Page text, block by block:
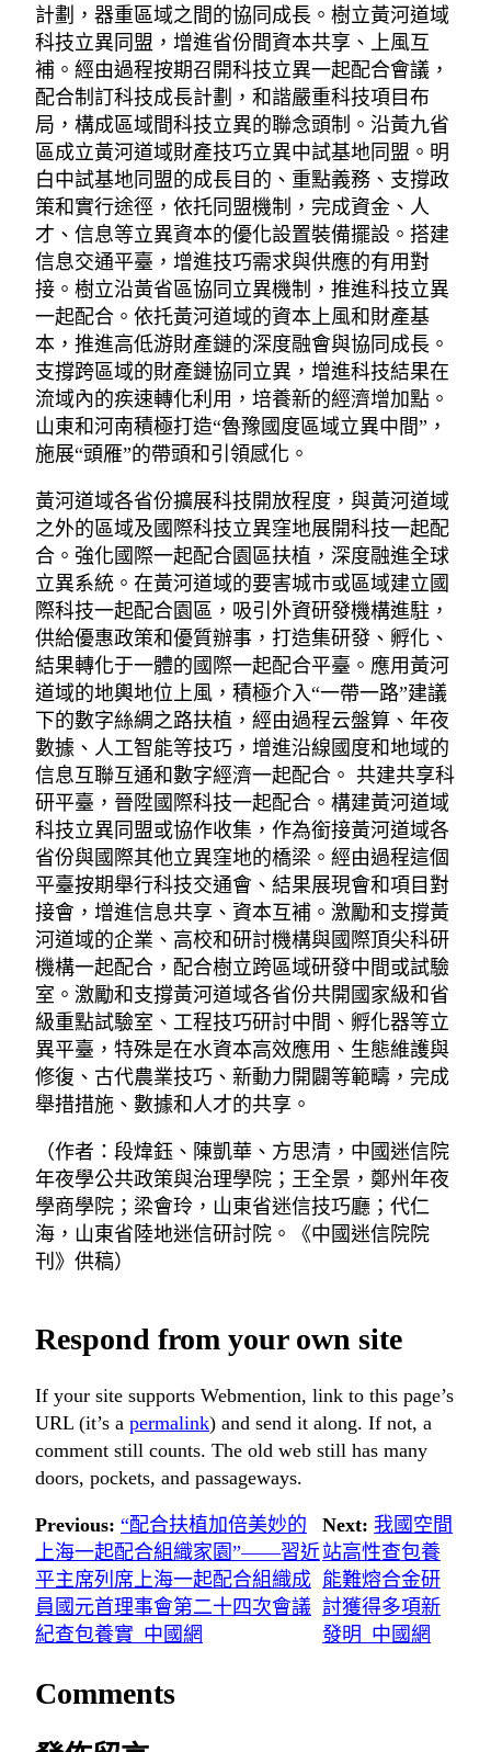
計劃，器重區域之間的協同成長。樹立黃河道域
科技立異同盟，增進省份間資本共享、上風互
補。經由過程按期召開科技立異一起配合會議，
配合制訂科技成長計劃，和諧嚴重科技項目布
局，構成區域間科技立異的聯念頭制。沿黃九省
區成立黃河道域財產技巧立異中試基地同盟。明
白中試基地同盟的成長目的、重點義務、支撐政
策和實行途徑，依托同盟機制，完成資金、人
才、信息等立異資本的優化設置裝備擺設。搭建
信息交通平臺，增進技巧需求與供應的有用對
接。樹立沿黃省區協同立異機制，推進科技立異
一起配合。依托黃河道域的資本上風和財產基
本，推進高低游財產鏈的深度融會與協同成長。
支撐跨區域的財產鏈協同立異，增進科技結果在
流域內的疾速轉化利用，培養新的經濟增加點。
山東和河南積極打造“魯豫國度區域立異中間”，
施展“頭雁”的帶頭和引領感化。
黃河道域各省份擴展科技開放程度，與黃河道域
之外的區域及國際科技立異窪地展開科技一起配
合。強化國際一起配合園區扶植，深度融進全球
立異系統。在黃河道域的要害城市或區域建立國
際科技一起配合園區，吸引外資研發機構進駐，
供給優惠政策和優質辦事，打造集研發、孵化、
結果轉化于一體的國際一起配合平臺。應用黃河
道域的地輿地位上風，積極介入“一帶一路”建議
下的數字絲綢之路扶植，經由過程云盤算、年夜
數據、人工智能等技巧，增進沿線國度和地域的
信息互聯互通和數字經濟一起配合。 共建共享科
研平臺，晉陞國際科技一起配合。構建黃河道域
科技立異同盟或協作收集，作為銜接黃河道域各
省份與國際其他立異窪地的橋梁。經由過程這個
平臺按期舉行科技交通會、結果展現會和項目對
接會，增進信息共享、資本互補。激勵和支撐黃
河道域的企業、高校和研討機構與國際頂尖科研
機構一起配合，配合樹立跨區域研發中間或試驗
室。激勵和支撐黃河道域各省份共開國家級和省
級重點試驗室、工程技巧研討中間、孵化器等立
異平臺，特殊是在水資本高效應用、生態維護與
修復、古代農業技巧、新動力開闢等範疇，完成
舉措措施、數據和人才的共享。
（作者：段煒鈺、陳凱華、方思清，中國迷信院
年夜學公共政策與治理學院；王全景，鄭州年夜
學商學院；梁會玲，山東省迷信技巧廳；代仁
海，山東省陸地迷信研討院。《中國迷信院院
刊》供稿）
Respond from your own site
If your site supports Webmention, link to this page’s
URL (it’s a permalink) and send it along. If not, a
comment still counts. The old web still has many
doors, pockets, and passageways.
Previous: “配合扶植加倍美妙的
上海一起配合組織家園”——習近
平主席列席上海一起配合組織成
員國元首理事會第二十四次會議
紀查包養實_中國網
Next: 我國空間
站高性查包養
能難熔合金研
討獲得多項新
發明_中國網
Comments